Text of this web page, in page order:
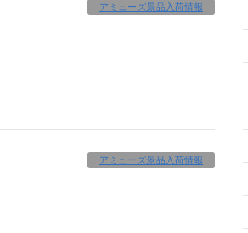
アミューズ景品入荷情報
アミューズ景品入荷情報